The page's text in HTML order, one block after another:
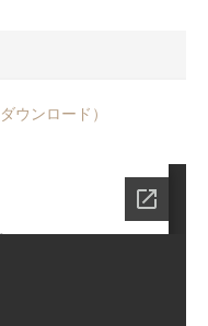
ウンロード）